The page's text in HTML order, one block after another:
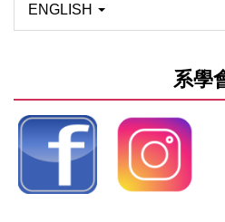
ENGLISH
系學